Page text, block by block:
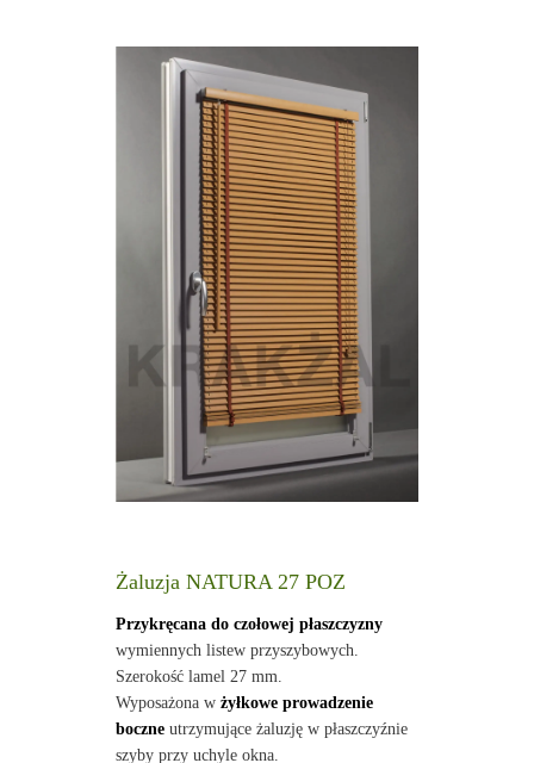
Żaluzja NATURA 27 POZ
Przykręcana do czołowej płaszczyzny
wymiennych listew przyszybowych.
Szerokość lamel 27 mm.
Wyposażona w żyłkowe prowadzenie
boczneutrzymujące żaluzję w płaszczyźnie
szyby przy uchyle okna.